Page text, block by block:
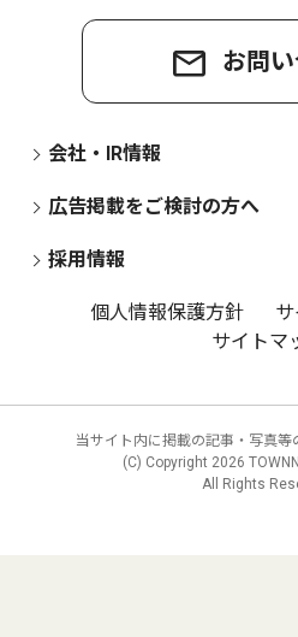
お問
会社・IR情報
広告掲載をご検討の方へ
採用情報
個人情報保護方針
サイトマ
当サイト内に掲載の記事・写真等
(C) Copyright 2026
All Rights